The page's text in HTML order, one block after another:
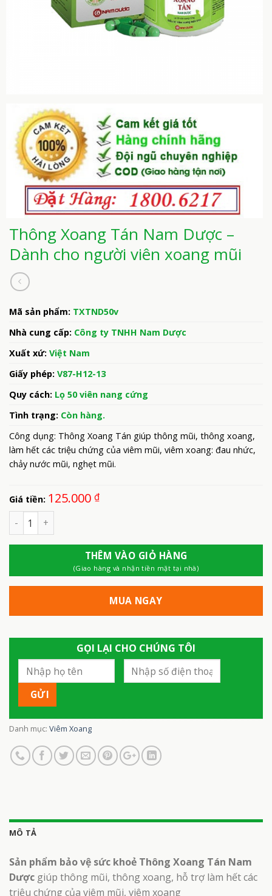
Thông Xoang Tán Nam Dược –
Dành cho người viên xoang mũi
Mã sản phẩm: TXTND50v
Nhà cung cấp: Công ty TNHH Nam Dược
Xuất xứ: Việt Nam
Giấy phép: V87-H12-13
Quy cách: Lọ 50 viên nang cứng
Tình trạng: Còn hàng.
Công dụng: Thông Xoang Tán giúp thông mũi, thông xoang,
làm hết các triệu chứng của viêm mũi, viêm xoang: đau nhức,
chảy nước mũi, nghẹt mũi.
Giá tiền: 125.000 ₫
Số lượng
THÊM VÀO GIỎ HÀNG
(Giao hàng và nhận tiền mặt tại nhà)
MUA NGAY
GỌI LẠI CHO CHÚNG TÔI
Danh mục: Viêm Xoang
MÔ TẢ
Sản phẩm bảo vệ sức khoẻ Thông Xoang Tán Nam
Dược giúp thông mũi, thông xoang, hỗ trợ làm hết các
triệu chứng của viêm mũi, viêm xoang